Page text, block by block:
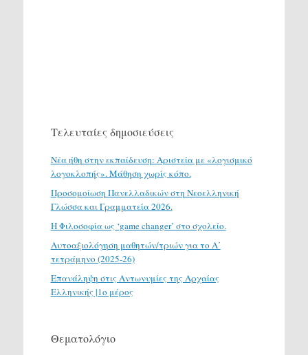
Τελευταίες δημοσιεύσεις
Νέα ήθη στην εκπαίδευση: Αριστεία με «λογισμικό
λογοκλοπής». Μάθηση χωρίς κόπο.
Προσομοίωση Πανελλαδικών στη Νεοελληνική
Γλώσσα και Γραμματεία 2026.
H Φιλοσοφία ως ‘game changer’ στο σχολείο.
Αυτοαξιολόγηση μαθητών/τριών για το Α΄
τετράμηνο (2025-26)
Επανάληψη στις Αντωνυμίες της Αρχαίας
Ελληνικής |1ο μέρος
Θεματολόγιο